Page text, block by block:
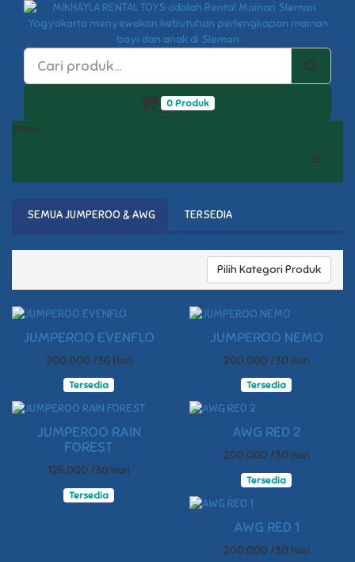
0 Produk
Menu
SEMUA JUMPEROO & AWG TERSEDIA
Pilih Kategori Produk
JUMPEROO EVENFLO
200,000 /30 Hari
Tersedia
JUMPEROO NEMO
200,000 /30 Hari
Tersedia
JUMPEROO RAIN
FOREST
125,000 /30 Hari
Tersedia
AWG RED 2
200,000 /30 Hari
Tersedia
AWG RED 1
200,000 /30 Hari